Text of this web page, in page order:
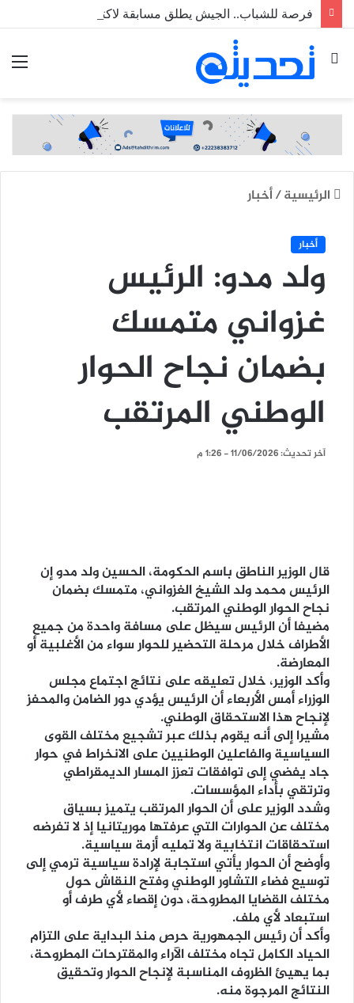
بحث
عن
الرئيسية/أخبار
أخبار
ولد مدو: الرئيس
غزواني متمسك
بضمان نجاح الحوار
الوطني المرتقب
آخر تحديث: 11/06/2026 - 1:26 م
قال الوزير الناطق باسم الحكومة، الحسين ولد مدو إن
الرئيس محمد ولد الشيخ الغزواني، متمسك بضمان
نجاح الحوار الوطني المرتقب.
مضيفا أن الرئيس سيظل على مسافة واحدة من جميع
الأطراف خلال مرحلة التحضير للحوار سواء من الأغلبية أو
المعارضة.
وأكد الوزير، خلال تعليقه على نتائج اجتماع مجلس
الوزراء أمس الأربعاء أن الرئيس يؤدي دور الضامن والمحفز
لإنجاح هذا الاستحقاق الوطني.
مشيرا إلى أنه يقوم بذلك عبر تشجيع مختلف القوى
السياسية والفاعلين الوطنيين على الانخراط في حوار
جاد يفضي إلى توافقات تعزز المسار الديمقراطي
وترتقي بأداء المؤسسات.
وشدد الوزير على أن الحوار المرتقب يتميز بسياق
مختلف عن الحوارات التي عرفتها موريتانيا إذ لا تفرضه
استحقاقات انتخابية ولا تمليه أزمة سياسية.
وأوضح أن الحوار يأتي استجابة لإرادة سياسية ترمي إلى
توسيع فضاء التشاور الوطني وفتح النقاش حول
مختلف القضايا المطروحة، دون إقصاء لأي طرف أو
استبعاد لأي ملف.
وأكد أن رئيس الجمهورية حرص منذ البداية على التزام
الحياد الكامل تجاه مختلف الآراء والمقترحات المطروحة،
بما يهيئ الظروف المناسبة لإنجاح الحوار وتحقيق
النتائج المرجوة منه.